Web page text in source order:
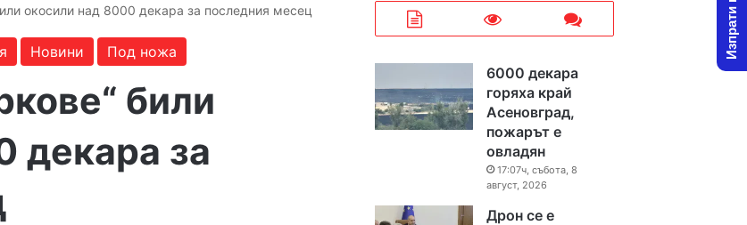
окосили над 8000 декара за последния месец
Новини Под ножа
били
декара за
6000 декара
горяха край
Асеновград,
пожарът е
овладян
17:07ч, събота, 8
август, 2026
Дрон се е